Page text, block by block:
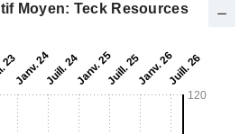
Moyen: Teck Resources